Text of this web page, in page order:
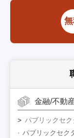
金融/不動
パブリックセク
パブリックセク